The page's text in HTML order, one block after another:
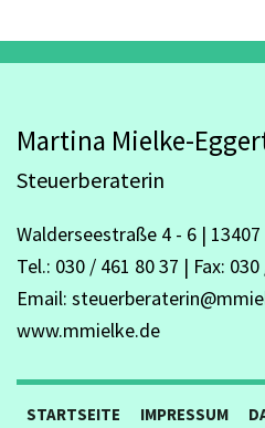
Martina Mielke-
Steuerberaterin
Walderseestraße 4 - 6 |
Tel.: 030 / 461 80 37 | Fax:
Email:
www.mmielke.de
STARTSEITE IMPRESSUM